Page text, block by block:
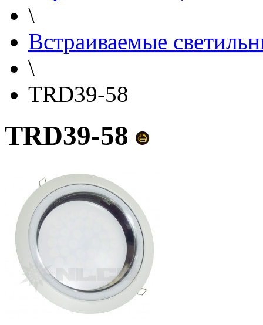
\
Встраиваемые
\
TRD39-58
TRD39-58